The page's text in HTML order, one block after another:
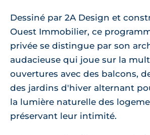
Dessiné par 2A Design et
Ouest Immobilier, ce
privée se distingue par son
audacieuse qui joue sur la
ouvertures avec des balcons,
des jardins d'hiver alternant
la lumière naturelle des
préservant leur intimité.